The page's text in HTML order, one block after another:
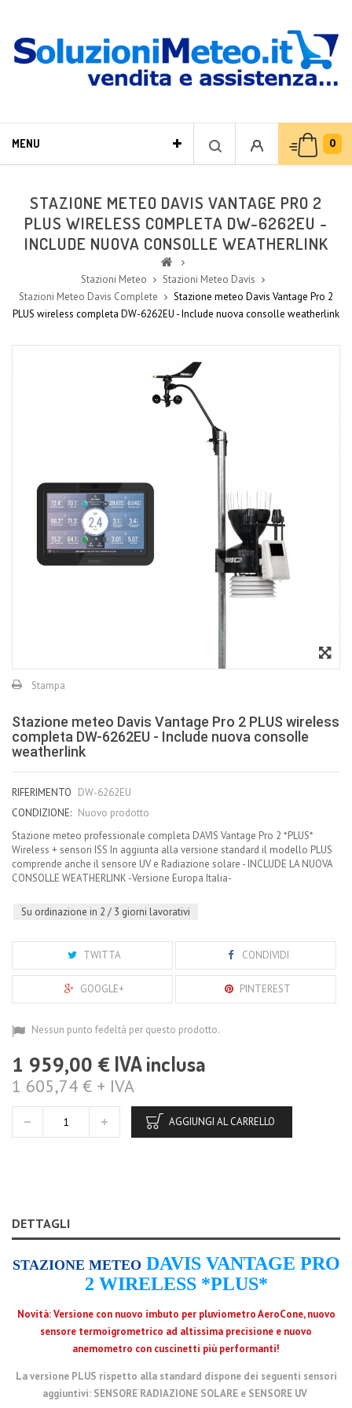
0
MENU
STAZIONE METEO DAVIS VANTAGE PRO 2
PLUS WIRELESS COMPLETA DW-6262EU -
INCLUDE NUOVA CONSOLLE WEATHERLINK
Stazioni Meteo
Stazioni Meteo Davis
Stazioni Meteo Davis Complete
Stazione meteo Davis Vantage Pro 2
PLUS wireless completa DW-6262EU - Include nuova consolle weatherlink
Stampa
Stazione meteo Davis Vantage Pro 2 PLUS wireless
completa DW-6262EU - Include nuova consolle
weatherlink
RIFERIMENTO DW-6262EU
CONDIZIONE: Nuovo prodotto
Stazione meteo professionale completa DAVIS Vantage Pro 2 *PLUS*
Wireless + sensori ISS In aggiunta alla versione standard il modello PLUS
comprende anche il sensore UV e Radiazione solare - INCLUDE LA NUOVA
CONSOLLE WEATHERLINK -Versione Europa Italia-
Su ordinazione in 2 / 3 giorni lavorativi
TWITTA CONDIVIDI
GOOGLE+ PINTEREST
Nessun punto fedeltà per questo prodotto.
1 959,00 € IVA inclusa
1 605,74 € + IVA
AGGIUNGI AL CARRELLO
DETTAGLI
STAZIONE METEO DAVIS VANTAGE PRO
2 WIRELESS *PLUS*
Novità: Versione con nuovo imbuto per pluviometro AeroCone, nuovo
sensore termoigrometrico ad altissima precisione e nuovo
anemometro con cuscinetti più performanti!
La versione PLUS rispetto alla standard dispone dei seguenti sensori
aggiuntivi: SENSORE RADIAZIONE SOLARE e SENSORE UV